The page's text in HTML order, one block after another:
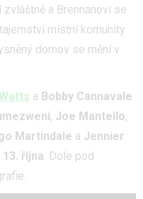
a Brennanovi se
místní komunity
domov se mění v
a Bobby Cannavale.
, Joe Mantello,
Martindale a Jennier
13. října. Dole pod